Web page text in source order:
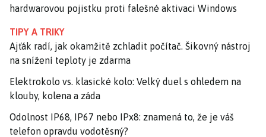
hardwarovou pojistku proti falešné aktivaci Windows
TIPY A TRIKY
Ajťák radí, jak okamžitě zchladit počítač. Šikovný nástroj
na snížení teploty je zdarma
Elektrokolo vs. klasické kolo: Velký duel s ohledem na
klouby, kolena a záda
Odolnost IP68, IP67 nebo IPx8: znamená to, že je váš
telefon opravdu vodotěsný?